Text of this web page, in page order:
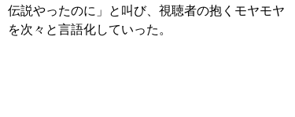
伝説やったのに」と叫び、視聴者の抱くモヤモヤ
を次々と言語化していった。